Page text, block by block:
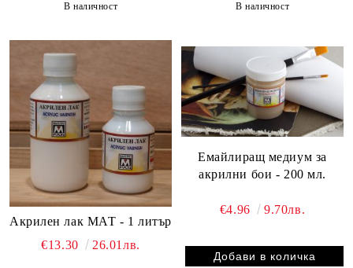
В наличност В наличност
Акрилен лак МАТ - 1 литър
€13.30
26.01лв.
Емайлиращ медиум за
акрилни бои - 200 мл.
€4.96 9.70лв.